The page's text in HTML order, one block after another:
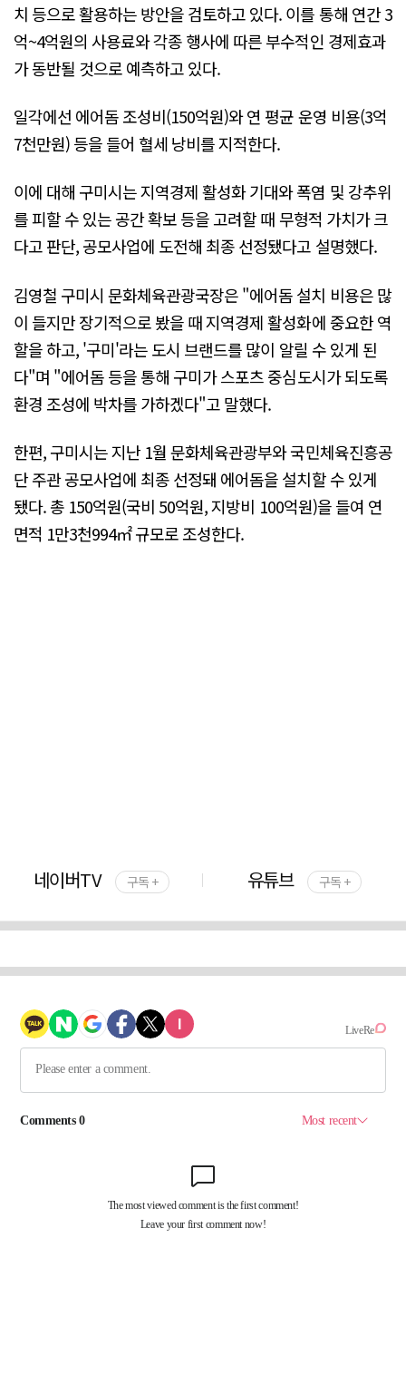
치 등으로 활용하는 방안을 검토하고 있다. 이를 통해 연간 3
억~4억원의 사용료와 각종 행사에 따른 부수적인 경제효과
가 동반될 것으로 예측하고 있다.
일각에선 에어돔 조성비(150억원)와 연 평균 운영 비용(3억
7천만원) 등을 들어 혈세 낭비를 지적한다.
이에 대해 구미시는 지역경제 활성화 기대와 폭염 및 강추위
를 피할 수 있는 공간 확보 등을 고려할 때 무형적 가치가 크
다고 판단, 공모사업에 도전해 최종 선정됐다고 설명했다.
김영철 구미시 문화체육관광국장은 "에어돔 설치 비용은 많
이 들지만 장기적으로 봤을 때 지역경제 활성화에 중요한 역
할을 하고, '구미'라는 도시 브랜드를 많이 알릴 수 있게 된
다"며 "에어돔 등을 통해 구미가 스포츠 중심도시가 되도록
환경 조성에 박차를 가하겠다"고 말했다.
한편, 구미시는 지난 1월 문화체육관광부와 국민체육진흥공
단 주관 공모사업에 최종 선정돼 에어돔을 설치할 수 있게
됐다. 총 150억원(국비 50억원, 지방비 100억원)을 들여 연
면적 1만3천994㎡ 규모로 조성한다.
네이버TV 구독 + 유튜브 구독 +